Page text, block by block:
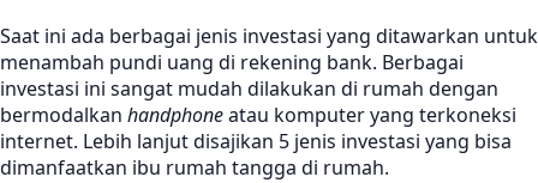
Saat ini ada berbagai jenis investasi yang ditawarkan untuk
menambah pundi uang di rekening bank. Berbagai
investasi ini sangat mudah dilakukan di rumah dengan
bermodalkan handphoneatau komputer yang terkoneksi
internet. Lebih lanjut disajikan 5 jenis investasi yang bisa
dimanfaatkan ibu rumah tangga di rumah.